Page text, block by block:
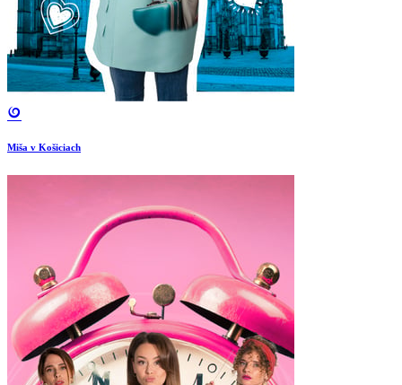
Miša v Košiciach